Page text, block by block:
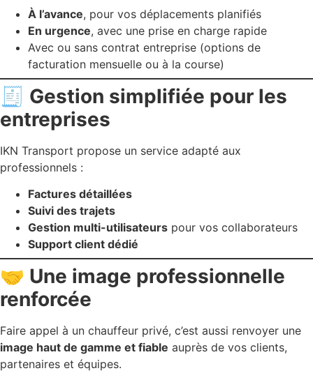
À l’avance, pour vos déplacements planifiés
En urgence, avec une prise en charge rapide
Avec ou sans contrat entreprise (options de
facturation mensuelle ou à la course)
🧾 Gestion simplifiée pour les
entreprises
IKN Transport propose un service adapté aux
professionnels :
Factures détaillées
Suivi des trajets
Gestion multi-utilisateurs pour vos collaborateurs
Support client dédié
🤝 Une image professionnelle
renforcée
Faire appel à un chauffeur privé, c’est aussi renvoyer une
image haut de gamme et fiable auprès de vos clients,
partenaires et équipes.